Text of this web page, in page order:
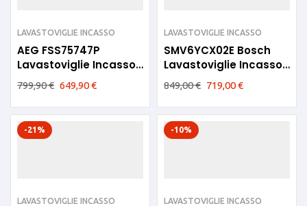
LAVASTOVIGLIE INCASSO
AEG FSS75747P
Lavastoviglie Incasso
60CM B
799,90€ 649,90€
LAVASTOVIGLIE INCASSO
SMV6YCX02E Bosch
Lavastoviglie Incasso
Serie 6 A
849,00€ 719,00€
-21%
LAVASTOVIGLIE INCASSO
-10%
LAVASTOVIGLIE INCASSO